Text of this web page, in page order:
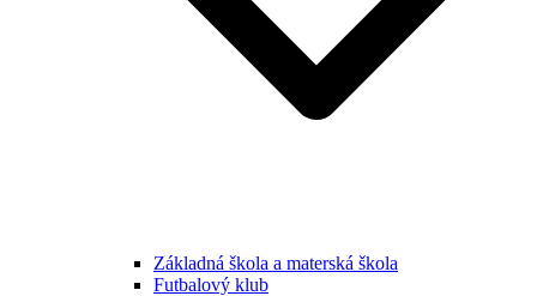
Základná škola a materská škola
Futbalový klub